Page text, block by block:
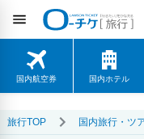
国内航空券 国内ホテル
旅行TOP 国内旅行・ツ